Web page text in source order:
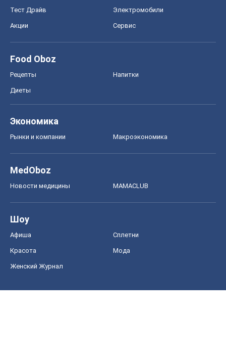
Тест Драйв Электромобили
Акции Сервис
Food Oboz
Рецепты Напитки
Диеты
Экономика
Рынки и компании Mакроэкономика
MedOboz
Новости медицины MAMACLUB
Шоу
Афиша Сплетни
Красота Мода
Женский Журнал